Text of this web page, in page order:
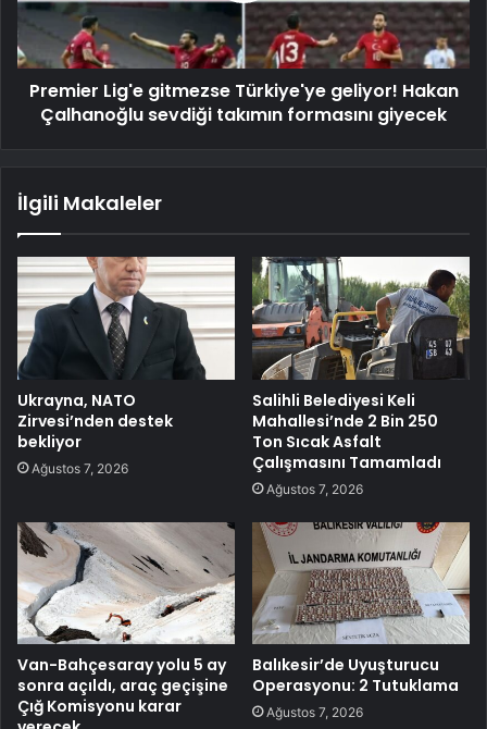
Premier Lig'e gitmezse Türkiye'ye geliyor! Hakan
Çalhanoğlu sevdiği takımın formasını giyecek
İlgili Makaleler
Ukrayna, NATO
Zirvesi’nden destek
bekliyor
Ağustos 7, 2026
Salihli Belediyesi Keli
Mahallesi’nde 2 Bin 250
Ton Sıcak Asfalt
Çalışmasını Tamamladı
Ağustos 7, 2026
Van-Bahçesaray yolu 5 ay
sonra açıldı, araç geçişine
Çığ Komisyonu karar
Balıkesir’de Uyuşturucu
Operasyonu: 2 Tutuklama
Ağustos 7, 2026